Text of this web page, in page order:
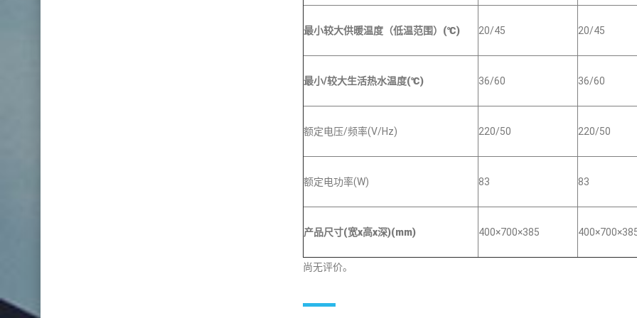
最小较大供暖温度（低温范围）(℃) 20/45 20/45
最小/较大生活热水温度(℃) 36/60 36/60
额定电压/频率(V/Hz) 220/50 220/50
额定电功率(W) 83 83
产品尺寸(宽x高x深)(mm) 400×700×385
尚无评价。